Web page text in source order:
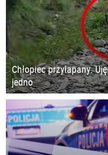
Chłopiec przyłapany.
jedno